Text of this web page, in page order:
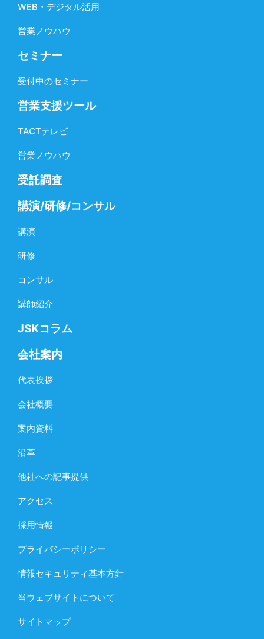
WEB・デジタル活用
営業ノウハウ
セミナー
受付中のセミナー
営業支援ツール
TACTテレビ
営業ノウハウ
受託調査
講演/研修/コンサル
講演
研修
コンサル
講師紹介
JSKコラム
会社案内
代表挨拶
会社概要
案内資料
沿革
他社への記事提供
アクセス
採用情報
プライバシーポリシー
情報セキュリティ基本方針
当ウェブサイトについて
サイトマップ